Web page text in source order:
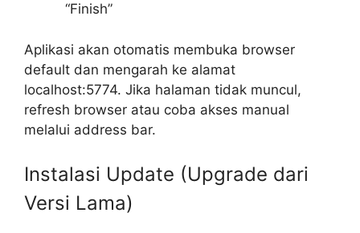
“Finish”
Aplikasi akan otomatis membuka browser
default dan mengarah ke alamat
localhost:5774. Jika halaman tidak muncul,
refresh browser atau coba akses manual
melalui address bar.
Instalasi Update (Upgrade dari
Versi Lama)